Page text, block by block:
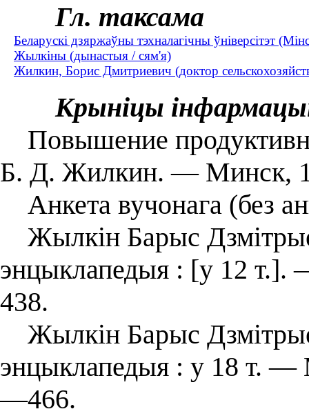
Гл. таксама
Беларускі дзяржаўны тэхналагічны ўніверсітэт
Жылкіны (дынастыя / сям'я)
Жилкин, Борис Дмитриевич (доктор
Крыніцы
Повышение
Б. Д. Жилкин. — Минск,
Анкета вучонага (без
Жылкін Барыс
энцыклапедыя : [у 12
438.
Жылкін Барыс
энцыклапедыя : у 18 т.
—466.